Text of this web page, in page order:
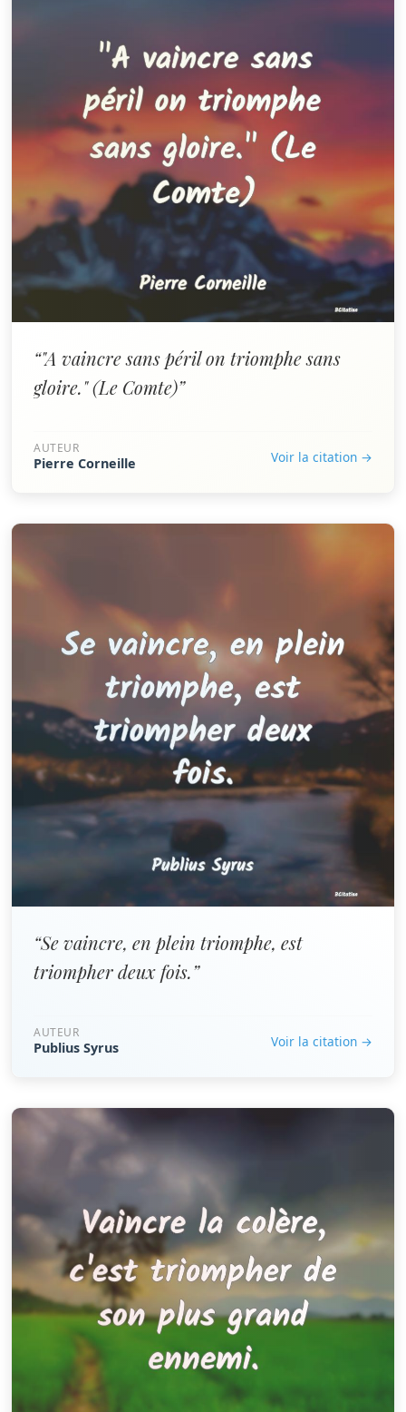
“"A vaincre sans péril on triomphe sans
gloire." (Le Comte)”
AUTEUR
Pierre Corneille Voir la citation →
“Se vaincre, en plein triomphe, est
triompher deux fois.”
AUTEUR
Publius Syrus Voir la citation →